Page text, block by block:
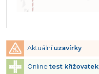
Aktuální uzavírky
Onlinetest křižovatek